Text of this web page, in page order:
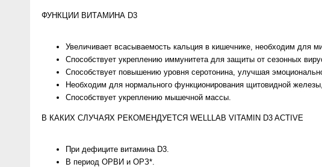
ФУНКЦИИ ВИТАМИНА D3
Увеличивает всасываемость кальция в кишечнике, необходим для
Способствует укреплению иммунитета для защиты от сезонных
Способствует повышению уровня серотонина, улучшая
Необходим для нормального функционирования щитовидной
Способствует укреплению мышечной массы.
В КАКИХ СЛУЧАЯХ РЕКОМЕНДУЕТСЯ WELLLAB VITAMIN D3 ACTIVE
При дефиците витамина D3.
В период ОРВИ и ОРЗ*.